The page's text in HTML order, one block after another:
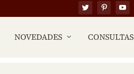
NOVEDADES CONSULTAS